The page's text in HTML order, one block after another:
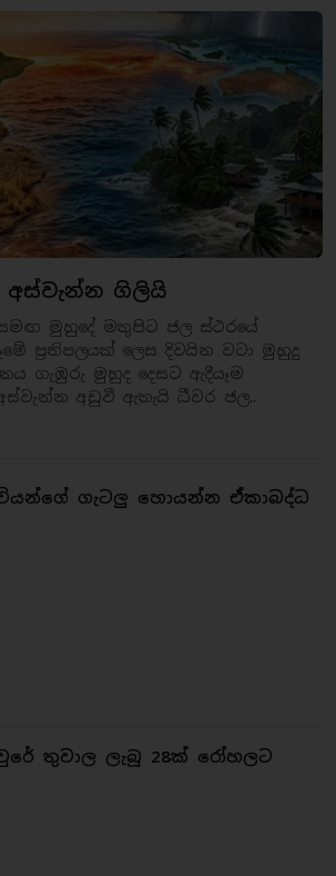
ගිලියි
මුහුදේ මතුපිට ජල ස්ථරයේ
ප්‍රතිපලයක් ලෙස දිවයින වටා මුහුදු
ගැඹුරු මුහුද දෙසට ඇදීයෑම
අඩුවී ඇතැයි ධීවර ජල..
ගැටලු හොයන්න ඒකාබද්ධ
තුවාල ලැබූ 28ක් රෝහලට